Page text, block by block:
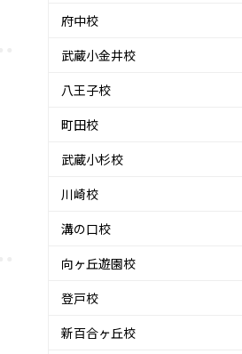
府中校
武蔵小金井校
八王子校
町田校
武蔵小杉校
川崎校
溝の口校
向ヶ丘遊園校
登戸校
新百合ヶ丘校